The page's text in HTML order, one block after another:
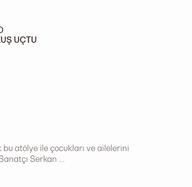
UÇTU
atölye ile çocukları ve ailelerini
Serkan ...